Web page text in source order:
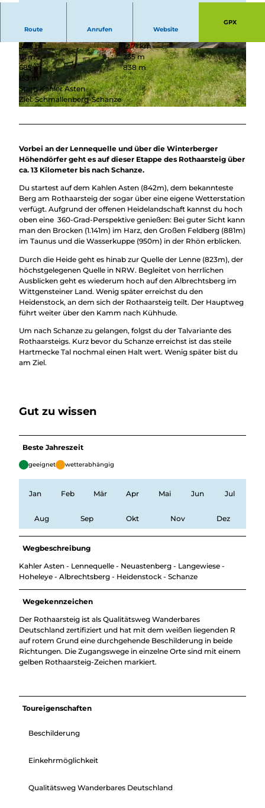
Überblick
Trekkingplätze
bei uns
unterwegs
© Rothaarsteigverein e.v. / Thomas Heinrich |
CC-BY-SA
© Heidi Bücker, Rothaarsteigverein e.V. |
CC-BY-SA
Route Anrufen Website
GPX
3:25 h
12,71 km
111 m
235 m
685 m
838 m
153 m
Start: Kahler Asten
Ziel: Schmallenberg-Schanze
Vorbei an der Lennequelle und über die Winterberger
Höhendörfer geht es auf dieser Etappe des Rothaarsteig über
ca. 13 Kilometer bis nach Schanze.
Du startest auf dem Kahlen Asten (842m), dem bekannteste
Berg am Rothaarsteig der sogar über eine eigene Wetterstation
verfügt. Aufgrund der offenen Heidelandschaft kannst du hoch
oben eine 360-Grad-Perspektive genießen: Bei guter Sicht kann
man den Brocken (1.141m) im Harz, den Großen Feldberg (881m)
im Taunus und die Wasserkuppe (950m) in der Rhön erblicken.
Durch die Heide geht es hinab zur Quelle der Lenne (823m), der
höchstgelegenen Quelle in NRW. Begleitet von herrlichen
Ausblicken geht es wiederum hoch auf den Albrechtsberg im
Wittgensteiner Land. Wenig später erreichst du den
Heidenstock, an dem sich der Rothaarsteig teilt. Der Hauptweg
führt weiter über den Kamm nach Kühhude.
Um nach Schanze zu gelangen, folgst du der Talvariante des
Rothaarsteigs. Kurz bevor du Schanze erreichst ist das steile
Hartmecke Tal nochmal einen Halt wert. Wenig später bist du
am Ziel.
Gut zu wissen
Beste Jahreszeit
geeignet wetterabhängig
Jan Feb Mär Apr Mai Jun Jul
Aug Sep Okt Nov Dez
Wegbeschreibung
Kahler Asten - Lennequelle - Neuastenberg - Langewiese -
Hoheleye - Albrechtsberg - Heidenstock - Schanze
Wegekennzeichen
Der Rothaarsteig ist als Qualitätsweg Wanderbares
Deutschland zertifiziert und hat mit dem weißen liegenden R
auf rotem Grund eine durchgehende Beschilderung in beide
Richtungen. Die Zugangswege in einzelne Orte sind mit einem
gelben Rothaarsteig-Zeichen markiert.
Toureigenschaften
Beschilderung
Einkehrmöglichkeit
Qualitätsweg Wanderbares Deutschland